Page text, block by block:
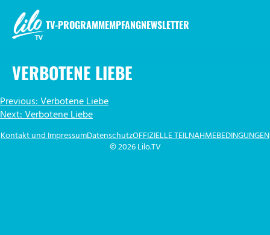
Inhalt
springen
TV-PROGRAMMEMPFANGNEWSLETTER
VERBOTENE LIEBE
BEITRAGSNAVIGATION
Previous:Verbotene Liebe
Next:Verbotene Liebe
© 2026 Lilo.TV
Kontakt und ImpressumDatenschutzOFFIZIELLE TEILNAHMEBEDINGUNGEN